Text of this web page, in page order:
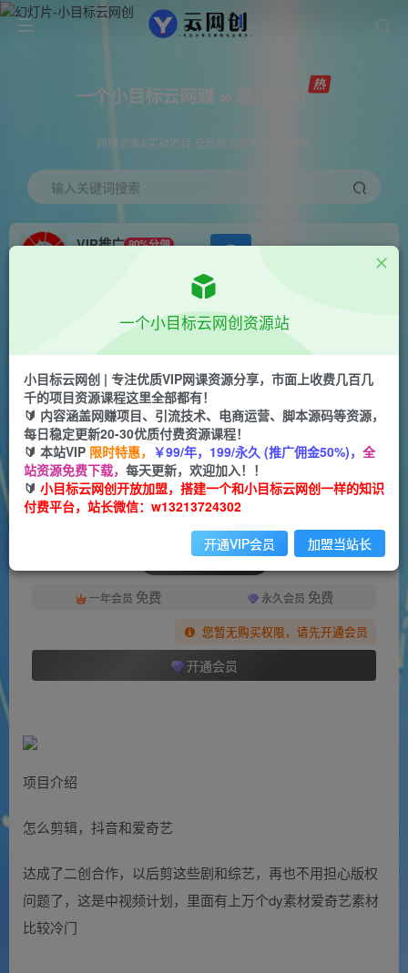
一个小目标云网赚 ∞ 稳定更新
网赚资源&实战项目 全网首发全年365天更新
输入关键词搜索
VIP推广 80%分佣
会员专属 正文
（7228期）爱奇艺中视频玩法，不用担心版权问
题（详情教程+一万部素材）
一个小目标云网创
2年前发布
关注 私信
1080 124
此内容为付费阅读，请付费后查看
会员专属资源
一年会员 免费 永久会员 免费
您暂无购买权限，请先开通会员
开通会员
付费阅读
项目介绍
怎么剪辑，抖音和爱奇艺
达成了二创合作，以后剪这些剧和综艺，再也不用担心版权
问题了，这是中视频计划，里面有上万个dy素材爱奇艺素材
比较冷门
一个小目标云网创资源站
小目标云网创 | 专注优质VIP网课资源分享，市面上收费几百几
千的项目资源课程这里全部都有！
🔰 内容涵盖网赚项目、引流技术、电商运营、脚本源码等资源，
每日稳定更新20-30优质付费资源课程！
🔰 本站VIP 限时特惠， ￥99/年，199/永久 (推广佣金50%)， 全
站资源免费下载， 每天更新，欢迎加入！！
🔰 小目标云网创开放加盟，搭建一个和小目标云网创一样的知识
付费平台，站长微信：w13213724302
开通VIP会员 加盟当站长